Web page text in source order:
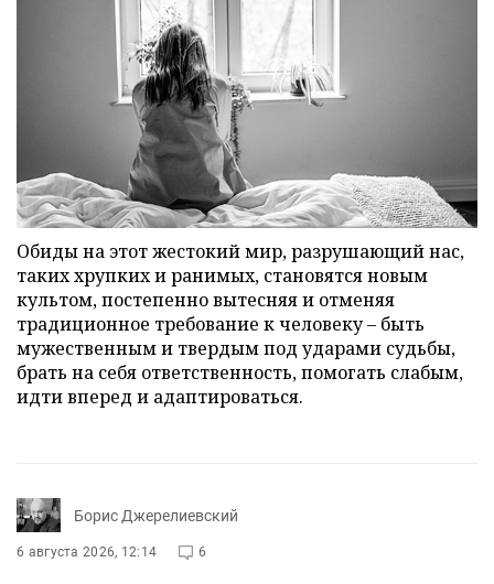
Обиды на этот жестокий мир, разрушающий нас,
таких хрупких и ранимых, становятся новым
культом, постепенно вытесняя и отменяя
традиционное требование к человеку – быть
мужественным и твердым под ударами судьбы,
брать на себя ответственность, помогать слабым,
идти вперед и адаптироваться.
Борис Джерелиевский
6 августа 2026, 12:14 6